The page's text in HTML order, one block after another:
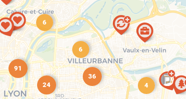
4
6
36
6
24
91